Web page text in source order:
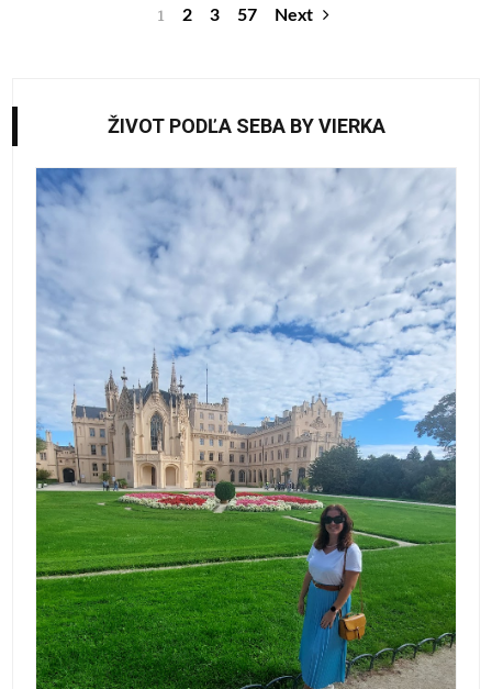
1
2 3 57 Next
ŽIVOT PODĽA SEBA BY VIERKA